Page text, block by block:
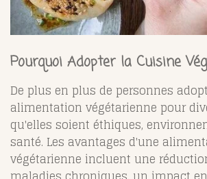
Pourquoi Adopter la Cuisine
De plus en plus de personnes
alimentation végétarienne pour
qu'elles soient éthiques,
santé. Les avantages d'une
végétarienne incluent une